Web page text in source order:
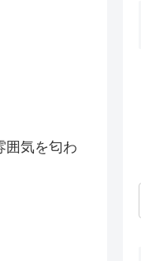
囲気を匂わ